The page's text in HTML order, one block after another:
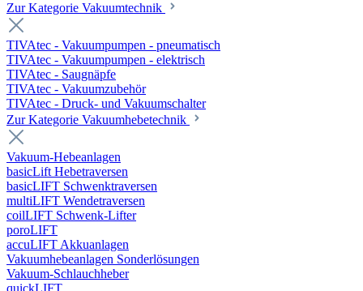
Zur Kategorie Vakuumtechnik
TIVAtec - Vakuumpumpen - pneumatisch
TIVAtec - Vakuumpumpen - elektrisch
TIVAtec - Saugnäpfe
TIVAtec - Vakuumzubehör
TIVAtec - Druck- und Vakuumschalter
Zur Kategorie Vakuumhebetechnik
Vakuum-Hebeanlagen
basicLift Hebetraversen
basicLIFT Schwenktraversen
multiLIFT Wendetraversen
coilLIFT Schwenk-Lifter
poroLIFT
accuLIFT Akkuanlagen
Vakuumhebeanlagen Sonderlösungen
Vakuum-Schlauchheber